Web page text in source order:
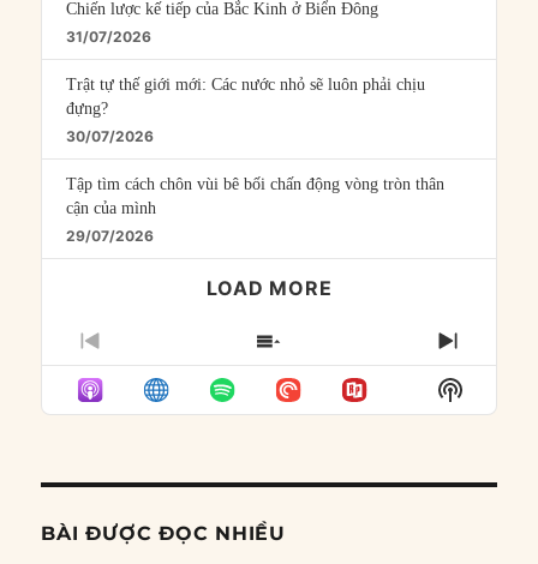
Chiến lược kế tiếp của Bắc Kinh ở Biển Đông
31/07/2026
Trật tự thế giới mới: Các nước nhỏ sẽ luôn phải chịu
đựng?
30/07/2026
Tập tìm cách chôn vùi bê bối chấn động vòng tròn thân
cận của mình
29/07/2026
LOAD MORE
PREVIOUS
EPISODE
SHOW
EPISODES
LIST
NEXT
Show
Podcast
BÀI ĐƯỢC ĐỌC NHIỀU